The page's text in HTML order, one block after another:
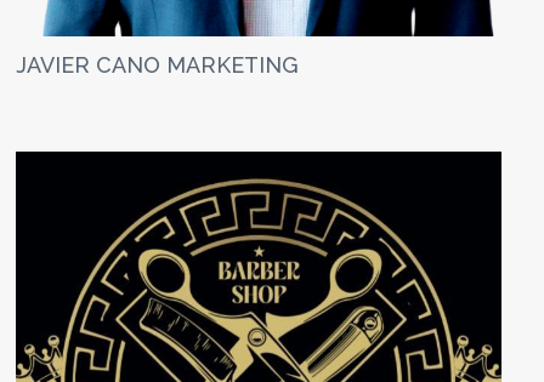
JAVIER CANO MARKETING